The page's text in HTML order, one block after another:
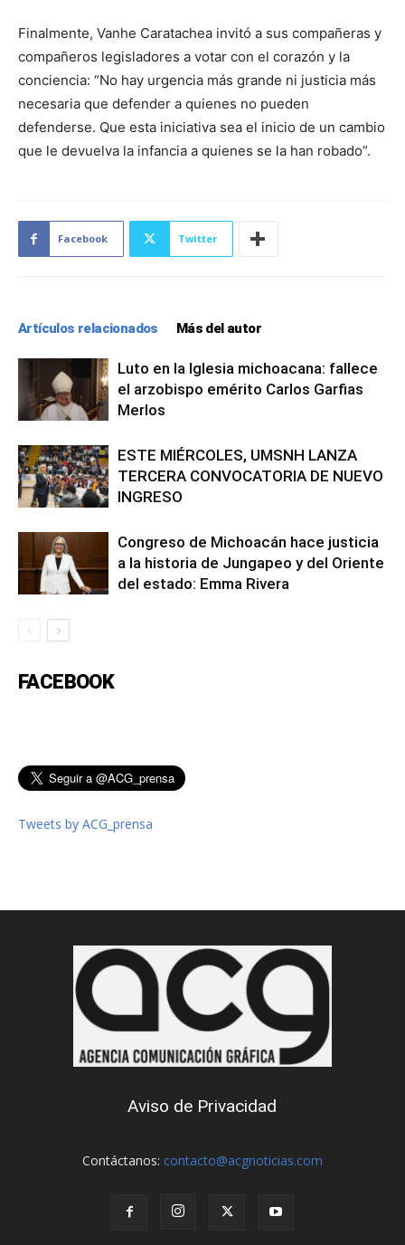
Finalmente, Vanhe Caratachea invitó a sus compañeras y
compañeros legisladores a votar con el corazón y la
conciencia: “No hay urgencia más grande ni justicia más
necesaria que defender a quienes no pueden
defenderse. Que esta iniciativa sea el inicio de un cambio
que le devuelva la infancia a quienes se la han robado”.
Facebook Twitter
Artículos relacionados Más del autor
Luto en la Iglesia michoacana: fallece
el arzobispo emérito Carlos Garfias
Merlos
ESTE MIÉRCOLES, UMSNH LANZA
TERCERA CONVOCATORIA DE NUEVO
INGRESO
Congreso de Michoacán hace justicia
a la historia de Jungapeo y del Oriente
del estado: Emma Rivera
FACEBOOK
Tweets by ACG_prensa
Aviso de Privacidad
Contáctanos: contacto@acgnoticias.com